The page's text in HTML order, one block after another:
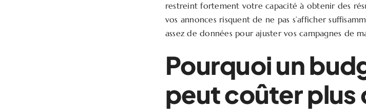
restreint fortement votre capacité à obtenir des
vos annonces risquent de ne pas s’afficher
assez de données pour ajuster vos campagnes de
Pourquoi un
peut coûter plus